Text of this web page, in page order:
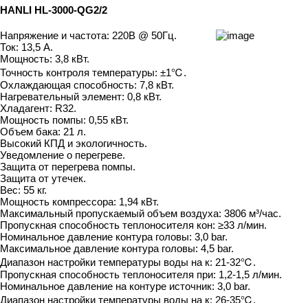
HANLI HL-3000-QG2/2
Напряжение и частота: 220В @ 50Гц.
Ток: 13,5 A.
Мощность: 3,8 кВт.
Точность контроля температуры: ±1℃.
Охлаждающая способность: 7,8 кВт.
Нагревательный элемент: 0,8 кВт.
Хладагент: R32.
Мощность помпы: 0,55 кВт.
Объем бака: 21 л.
Высокий КПД и экологичность.
Уведомление о перегреве.
Защита от перегрева помпы.
Защита от утечек.
Вес: 55 кг.
Мощность компрессора: 1,94 кВт.
Максимальный пропускаемый объем воздуха: 3806 м³/час.
Пропускная способность теплоносителя кон: ≥33 л/мин.
Номинальное давление контура головы: 3,0 bar.
Максимальное давление контура головы: 4,5 bar.
Диапазон настройки температуры воды на к: 21-32℃.
Пропускная способность теплоносителя при: 1,2-1,5 л/мин.
Номинальное давление на контуре источник: 3,0 bar.
Диапазон настройки температуры воды на к: 26-35℃.